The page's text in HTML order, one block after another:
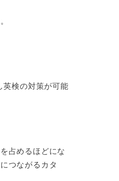
英検の対策が可能
占めるほどにな
つながるカタ